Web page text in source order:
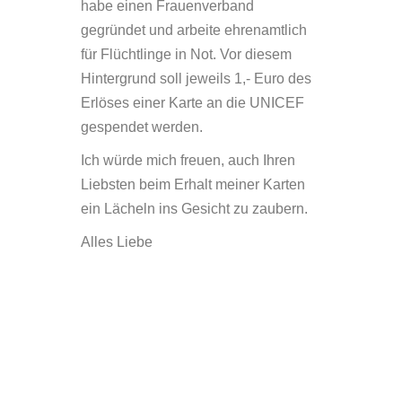
habe einen Frauenverband
gegründet und arbeite ehrenamtlich
für Flüchtlinge in Not. Vor diesem
Hintergrund soll jeweils 1,- Euro des
Erlöses einer Karte an die UNICEF
gespendet werden.
Ich würde mich freuen, auch Ihren
Liebsten beim Erhalt meiner Karten
ein Lächeln ins Gesicht zu zaubern.
Alles Liebe